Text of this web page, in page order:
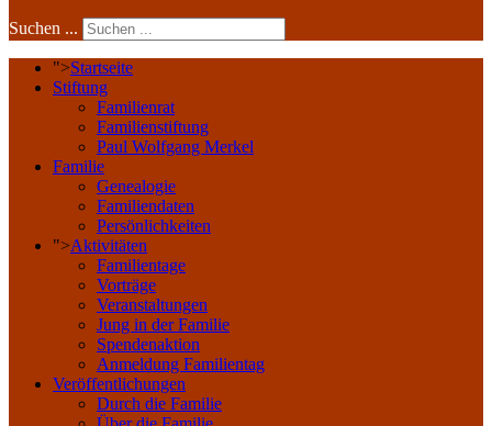
Suchen ...
">Startseite
Stiftung
Familienrat
Familienstiftung
Paul Wolfgang Merkel
Familie
Genealogie
Familiendaten
Persönlichkeiten
">Aktivitäten
Familientage
Vorträge
Veranstaltungen
Jung in der Familie
Spendenaktion
Anmeldung Familientag
Veröffentlichungen
Durch die Familie